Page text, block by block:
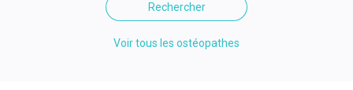
Rechercher
Voir tous les ostéopathes